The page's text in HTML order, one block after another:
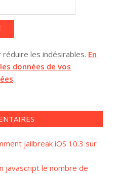
les indésirables. En
données de vos
.
jailbreak iOS 10.3 sur
javascript le nombre de